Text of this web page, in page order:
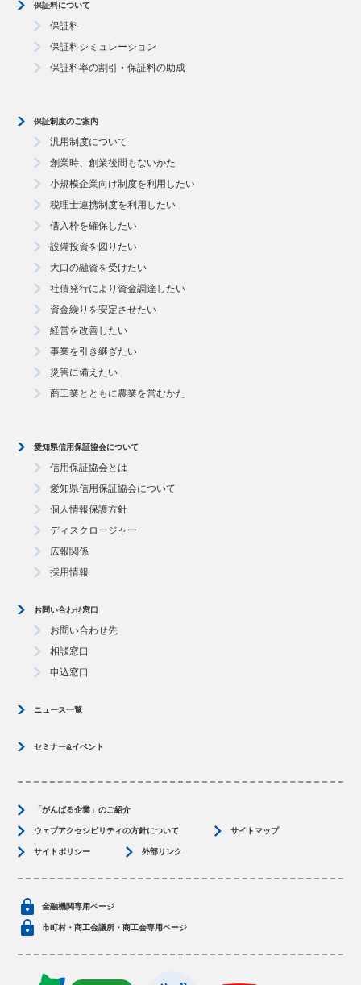
保証料について
保証料
保証料シミュレーション
保証料率の割引・保証料の助成
保証制度のご案内
汎用制度について
創業時、創業後間もないかた
小規模企業向け制度を利用したい
税理士連携制度を利用したい
借入枠を確保したい
設備投資を図りたい
大口の融資を受けたい
社債発行により資金調達したい
資金繰りを安定させたい
経営を改善したい
事業を引き継ぎたい
災害に備えたい
商工業とともに農業を営むかた
愛知県信用保証協会について
信用保証協会とは
愛知県信用保証協会について
個人情報保護方針
ディスクロージャー
広報関係
採用情報
お問い合わせ窓口
お問い合わせ先
相談窓口
申込窓口
ニュース一覧
セミナー&イベント
「がんばる企業」のご紹介
ウェブアクセシビリティの方針について サイトマップ
サイトポリシー 外部リンク
金融機関専用ページ
市町村・商工会議所・商工会専用ページ